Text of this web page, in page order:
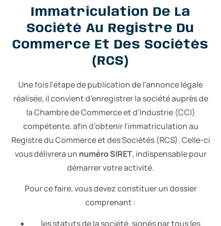
Immatriculation De La
Société Au Registre Du
Commerce Et Des Sociétés
(RCS)
Une fois l’étape de publication de l’annonce légale
réalisée, il convient d’enregistrer la société auprès de
la Chambre de Commerce et d’Industrie (CCI)
compétente, afin d’obtenir l’immatriculation au
Registre du Commerce et des Sociétés (RCS). Celle-ci
vous délivrera un numéro SIRET, indispensable pour
démarrer votre activité.
Pour ce faire, vous devez constituer un dossier
comprenant :
les statuts de la société, signés par tous les